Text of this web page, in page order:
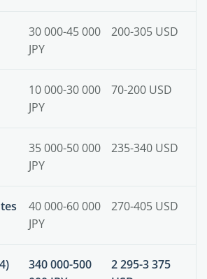
30 000-45 000
JPY
200-305 USD
10 000-30 000
JPY
70-200 USD
35 000-50 000
JPY
235-340 USD
40 000-60 000
JPY
270-405 USD
340 000-500
2 295-3 375